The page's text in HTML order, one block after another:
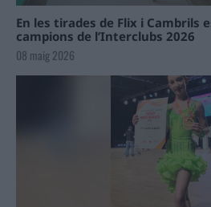
En les tirades de Flix i Cambrils
campions de l’Interclubs 2026
08 maig 2026